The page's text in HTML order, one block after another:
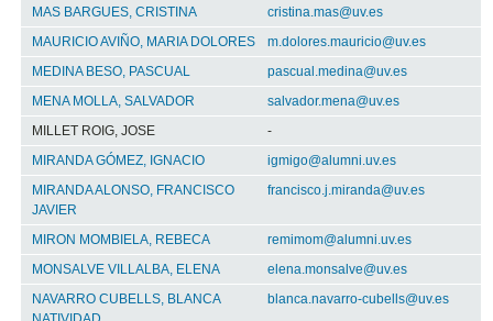
MAS BARGUES, CRISTINA
cristina.mas@uv.es
MAURICIO AVIÑO, MARIA DOLORES
m.dolores.mauricio@uv.es
MEDINA BESO, PASCUAL
pascual.medina@uv.es
MENA MOLLA, SALVADOR
salvador.mena@uv.es
MILLET ROIG, JOSE
-
MIRANDA GÓMEZ, IGNACIO
igmigo@alumni.uv.es
MIRANDA ALONSO, FRANCISCO
JAVIER
francisco.j.miranda@uv.es
MIRON MOMBIELA, REBECA
remimom@alumni.uv.es
MONSALVE VILLALBA, ELENA
elena.monsalve@uv.es
NAVARRO CUBELLS, BLANCA
blanca.navarro-cubells@uv.es